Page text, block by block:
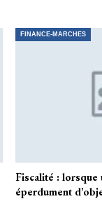
FINANCE-MARCHES
Fiscalité : lorsque
éperdument